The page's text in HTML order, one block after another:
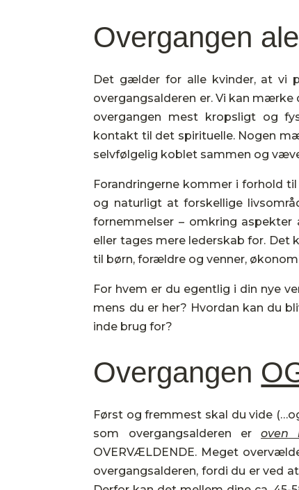
Overgangen
Det gælder for alle kvinder, at vi
overgangsalderen er. Vi kan
overgangen mest kropsligt og
kontakt til det spirituelle. Nogen
selvfølgelig koblet sammen og
Forandringerne kommer i forhold
og naturligt at forskellige
fornemmelser – omkring
eller tages mere lederskab for. Det
til børn, forældre og venner,
For hvem er du egentlig i din nye
mens du er her? Hvordan kan du
inde brug for?
Overgangen
Først og fremmest skal du vide
som overgangsalderen eroven
OVERVÆLDENDE. Meget
overgangsalderen, fordi du er ved